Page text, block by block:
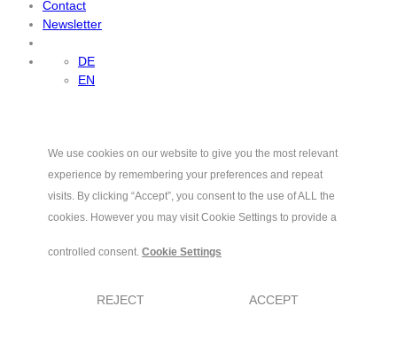
Contact
Newsletter
DE
EN
We use cookies on our website to give you the most relevant
experience by remembering your preferences and repeat
visits. By clicking “Accept”, you consent to the use of ALL the
cookies. However you may visit Cookie Settings to provide a
controlled consent. Cookie Settings
REJECT ACCEPT